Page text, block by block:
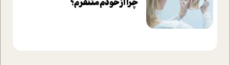
چرا از خودم متنفرم؟